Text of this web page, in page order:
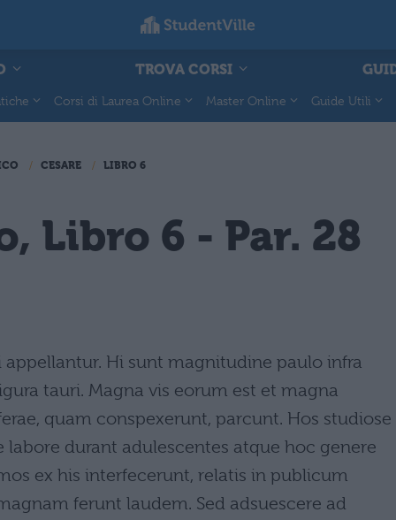
TROVA CORSI
Corsi di Laurea Online Master Online Guide Utili
CESARE LIBRO 6
Libro 6 - Par. 28
Hi sunt magnitudine paulo infra
tauri. Magna vis eorum est et magna
quam conspexerunt, parcunt. Hos studiose
durant adulescentes atque hoc genere
ex his interfecerunt, relatis in publicum
ferunt laudem. Sed adsuescere ad